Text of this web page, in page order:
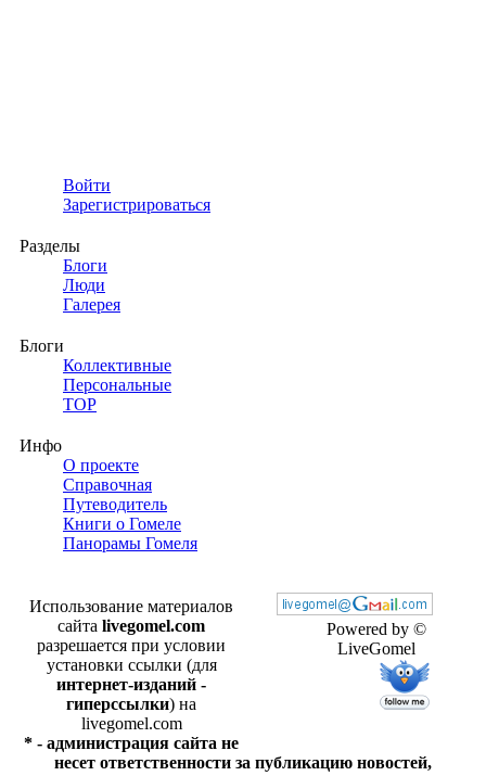
Войти
Зарегистрироваться
Разделы
Блоги
Люди
Галерея
Блоги
Коллективные
Персональные
TOP
Инфо
О проекте
Справочная
Путеводитель
Книги о Гомеле
Панорамы Гомеля
Powered by ©
LiveGomel
Использование материалов
сайта livegomel.com
разрешается при условии
установки ссылки (для
интернет-изданий -
гиперссылки) на
livegomel.com
* - администрация сайта не
несет ответственности за публикацию новостей,